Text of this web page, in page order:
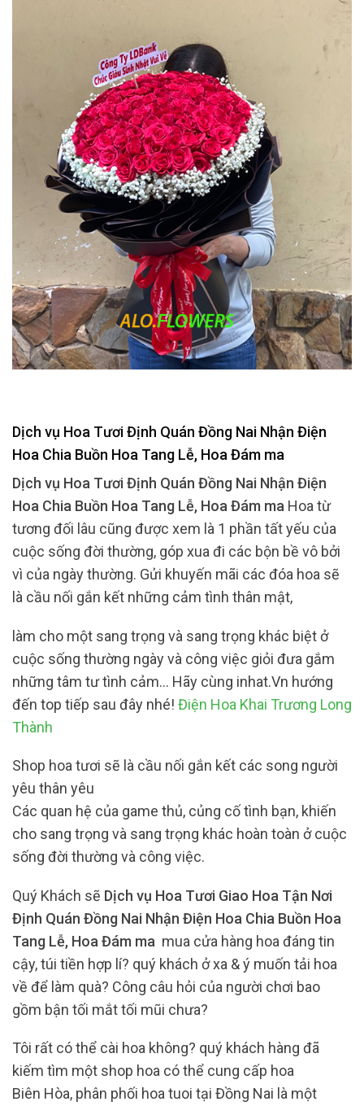
Dịch vụ Hoa Tươi Định Quán Đồng Nai Nhận Điện
Hoa Chia Buồn Hoa Tang Lễ, Hoa Đám ma
Dịch vụ Hoa Tươi Định Quán Đồng Nai Nhận Điện
Hoa Chia Buồn Hoa Tang Lễ, Hoa Đám ma Hoa từ
tương đối lâu cũng được xem là 1 phần tất yếu của
cuộc sống đời thường, góp xua đi các bộn bề vô bởi
vì của ngày thường. Gửi khuyến mãi các đóa hoa sẽ
là cầu nối gắn kết những cảm tình thân mật,
làm cho một sang trọng và sang trọng khác biệt ở
cuộc sống thường ngày và công việc giỏi đưa gắm
những tâm tư tình cảm… Hãy cùng inhat.Vn hướng
đến top tiếp sau đây nhé! Điện Hoa Khai Trương Long
Thành
Shop hoa tươi sẽ là cầu nối gắn kết các song người
yêu thân yêu
Các quan hệ của game thủ, củng cố tình bạn, khiến
cho sang trọng và sang trọng khác hoàn toàn ở cuộc
sống đời thường và công việc.
Quý Khách sẽ Dịch vụ Hoa Tươi Giao Hoa Tận Nơi
Định Quán Đồng Nai Nhận Điện Hoa Chia Buồn Hoa
Tang Lễ, Hoa Đám ma mua cửa hàng hoa đáng tin
cậy, túi tiền hợp lí? quý khách ở xa & ý muốn tải hoa
về để làm quà? Công câu hỏi của người chơi bao
gồm bận tối mắt tối mũi chưa?
Tôi rất có thể cài hoa không? quý khách hàng đã
kiếm tìm một shop hoa có thể cung cấp hoa
Biên Hòa, phân phối hoa tuoi tại Đồng Nai là một